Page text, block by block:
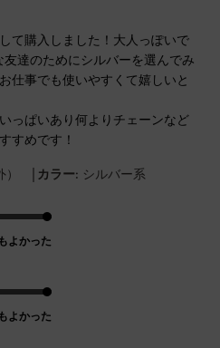
て購入しました！大人っぽいで
達のためにシルバーを選んでみ
仕事でも使いやすくて嬉しいと
っぱいあり何よりチェーンなど
すめです！
| カラー: シルバー系
よかった
よかった